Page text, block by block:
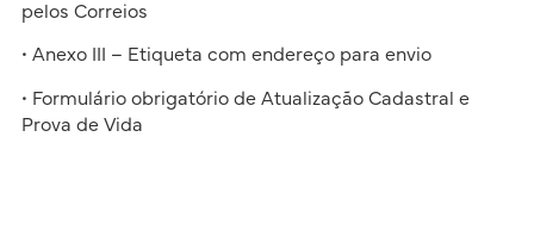
pelos Correios
• Anexo III – Etiqueta com endereço para envio
• Formulário obrigatório de Atualização Cadastral e
Prova de Vida